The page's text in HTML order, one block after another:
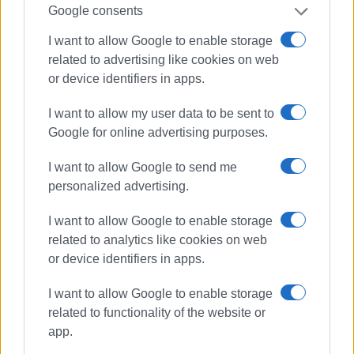
Google consents
I want to allow Google to enable storage
related to advertising like cookies on web
or device identifiers in apps.
I want to allow my user data to be sent to
Google for online advertising purposes.
I want to allow Google to send me
personalized advertising.
I want to allow Google to enable storage
related to analytics like cookies on web
or device identifiers in apps.
I want to allow Google to enable storage
related to functionality of the website or
app.
ποσού των 8.237.000 ευρώ και να κινήσει τη νομική
διαδικασία ώστε να συμμετάσχει στη διαδικασία του εν
εξελίξει πλειστηριασμού προκειμένου να καταστεί
κύριος του εν λόγω ακινήτου.
Όσον αφορά τη λήψη του τραπεζικού δανείου αυτή
θεωρούμε πως είναι καθόλα εφικτή λόγω της
οικονομικής φερεγγυότητας που έχει ο Δήμος, ως
κύριος δεκάδων ακινήτων μεγάλης οικονομικής αξίας.
Με δεδομένο ότι το Υπουργείο Πολιτισμού δεν
ενδιαφέρεται το ακίνητο να περιέλθει στο Δημόσιο, ο
δε χρόνος πιέζει προς υλοποίηση της παραπάνω
απόφασης του Δ.Σ.
ΣΑΣ ΖΗΤΩ